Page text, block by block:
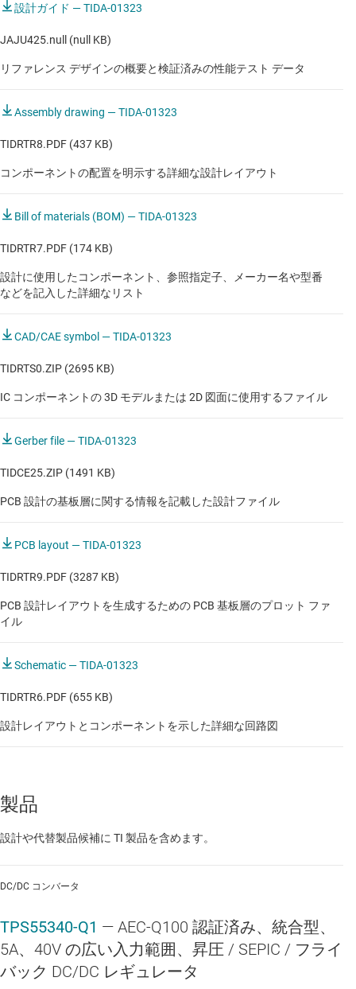
ADAS ドメイン・コントローラ
処理機能搭載フロント カメラ
自動運転モジュール
自動運転モジュール
自動運転モジュール
自動運転モジュール
設計ガイド — TIDA-01323
JAJU425.null (null KB)
リファレンス デザインの概要と検証済みの性能テスト データ
Assembly drawing — TIDA-01323
TIDRTR8.PDF (437 KB)
コンポーネントの配置を明示する詳細な設計レイアウト
Bill of materials (BOM) — TIDA-01323
TIDRTR7.PDF (174 KB)
設計に使用したコンポーネント、参照指定子、メーカー名や型番
などを記入した詳細なリスト
CAD/CAE symbol — TIDA-01323
TIDRTS0.ZIP (2695 KB)
IC コンポーネントの 3D モデルまたは 2D 図面に使用するファイル
Gerber file — TIDA-01323
TIDCE25.ZIP (1491 KB)
PCB 設計の基板層に関する情報を記載した設計ファイル
PCB layout — TIDA-01323
TIDRTR9.PDF (3287 KB)
PCB 設計レイアウトを生成するための PCB 基板層のプロット ファ
イル
Schematic — TIDA-01323
TIDRTR6.PDF (655 KB)
設計レイアウトとコンポーネントを示した詳細な回路図
製品
設計や代替製品候補に TI 製品を含めます。
DC/DC コンバータ
TPS55340-Q1 — AEC-Q100 認証済み、統合型、
5A、40V の広い入力範囲、昇圧 / SEPIC / フライ
バック DC/DC レギュレータ